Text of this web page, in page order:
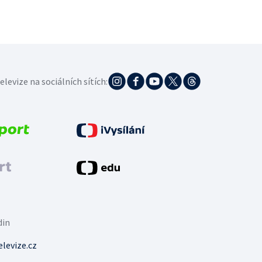
na sociálních sítích: